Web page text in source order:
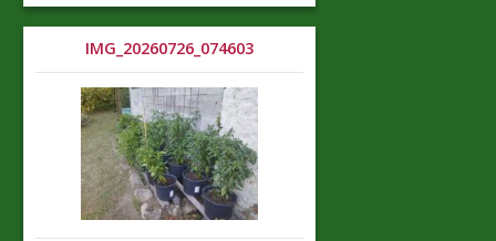
IMG_20260726_074603